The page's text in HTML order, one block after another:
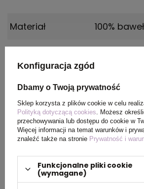
Materiał 100%
Wymiary
produktu
Rozmiar:
Kolor Zielony
Konfiguracja zgód
Dbamy o Twoją prywatność
Sklep korzysta z plików cookie w celu
Polityką dotyczącą cookies . Możesz
przechowywania lub dostępu do cookie w
Więcej informacji na temat warunków i
znaleźć także na stronie Prywatność i
Funkcjonalne pliki cookie
(wymagane)